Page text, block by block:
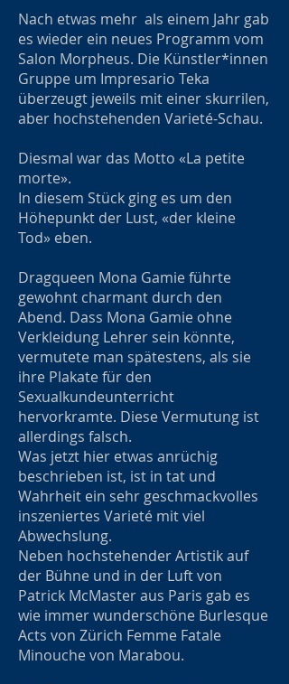
Nach etwas mehr als einem Jahr gab
es wieder ein neues Programm vom
Salon Morpheus. Die Künstler*innen
Gruppe um Impresario Teka
überzeugt jeweils mit einer skurrilen,
aber hochstehenden Varieté-Schau.
Diesmal war das Motto «La petite
morte».
In diesem Stück ging es um den
Höhepunkt der Lust, «der kleine
Tod» eben.
Dragqueen Mona Gamie führte
gewohnt charmant durch den
Abend. Dass Mona Gamie ohne
Verkleidung Lehrer sein könnte,
vermutete man spätestens, als sie
ihre Plakate für den
Sexualkundeunterricht
hervorkramte. Diese Vermutung ist
allerdings falsch.
Was jetzt hier etwas anrüchig
beschrieben ist, ist in tat und
Wahrheit ein sehr geschmackvolles
inszeniertes Varieté mit viel
Abwechslung.
Neben hochstehender Artistik auf
der Bühne und in der Luft von
Patrick McMaster aus Paris gab es
wie immer wunderschöne Burlesque
Acts von Zürich Femme Fatale
Minouche von Marabou.